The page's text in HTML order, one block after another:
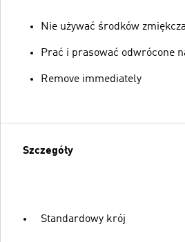
Nie używać środków
Prać i prasować odwrócone
Remove immediately
Szczegóły
Standardowy krój